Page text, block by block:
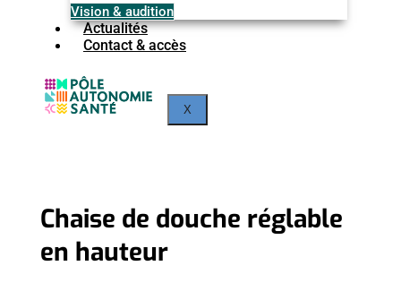
Vision & audition
Actualités
Contact & accès
X
Chaise de douche réglable
en hauteur